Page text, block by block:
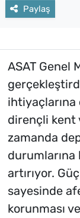
Paylaş
ASAT Genel
dirençli kent
zamanda
durumlarına
artırıyor.
sayesinde
korunması